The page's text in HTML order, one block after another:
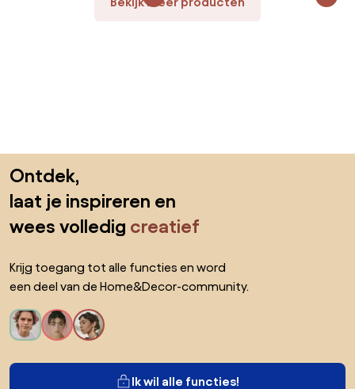
Ontdek,
laat je inspireren en
wees volledig creatief
Krijg toegang tot alle functies en word
een deel van de Home&Decor-community.
Ik wil alle functies!